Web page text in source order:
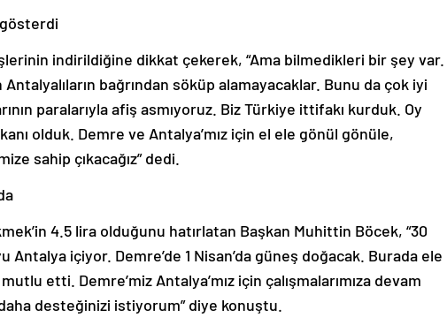
indirildiğine dikkat çekerek, “Ama bilmedikleri bir şey var.
bağrından söküp alamayacaklar. Bunu da çok iyi
paralarıyla afiş asmıyoruz. Biz Türkiye ittifakı kurduk. Oy
olduk. Demre ve Antalya’mız için el ele gönül gönüle,
sahip çıkacağız” dedi.
4.5 lira olduğunu hatırlatan Başkan Muhittin Böcek, “30
içiyor. Demre’de 1 Nisan’da güneş doğacak. Burada ele
etti. Demre’miz Antalya’mız için çalışmalarımıza devam
desteğinizi istiyorum” diye konuştu.